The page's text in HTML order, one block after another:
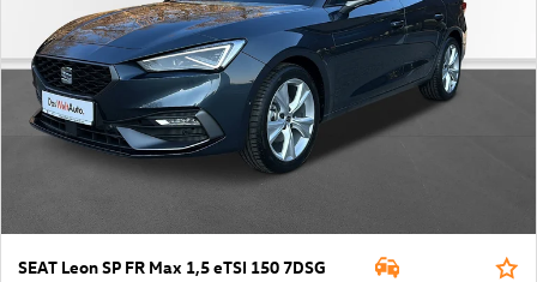
SEAT Leon SP FR Max 1,5 eTSI 150 7DSG